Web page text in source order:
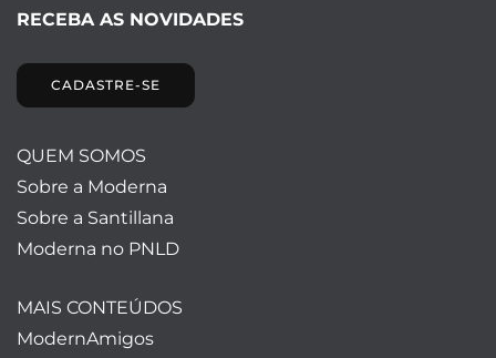
RECEBA AS NOVIDADES
CADASTRE-SE
QUEM SOMOS
Sobre a Moderna
Sobre a Santillana
Moderna no PNLD
MAIS CONTEÚDOS
ModernAmigos